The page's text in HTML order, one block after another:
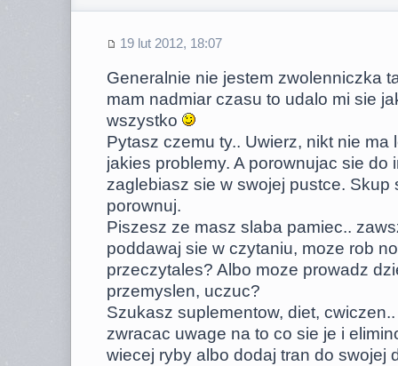
19 lut 2012, 18:07
Generalnie nie jestem zwolenniczka
mam nadmiar czasu to udalo mi sie
wszystko
Pytasz czemu ty.. Uwierz, nikt nie ma
jakies problemy. A porownujac sie do
zaglebiasz sie w swojej pustce. Skup
porownuj.
Piszesz ze masz slaba pamiec..
poddawaj sie w czytaniu, moze rob
przeczytales? Albo moze prowadz
przemyslen, uczuc?
Szukasz suplementow, diet,
zwracac uwage na to co sie je i
wiecej ryby albo dodaj tran do swojej